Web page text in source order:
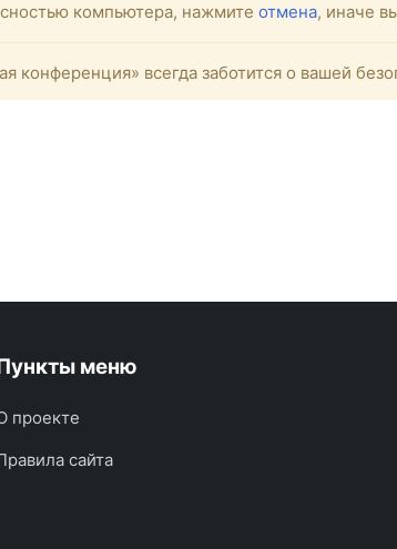
компьютера, нажмите отмена, иначе
конференция» всегда заботится о вашей
меню
проекте
сайта